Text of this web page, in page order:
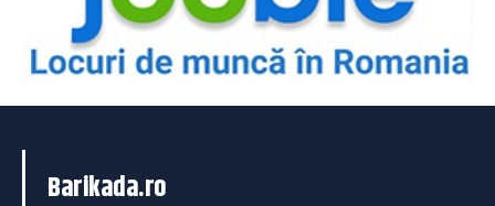
Barikada.ro